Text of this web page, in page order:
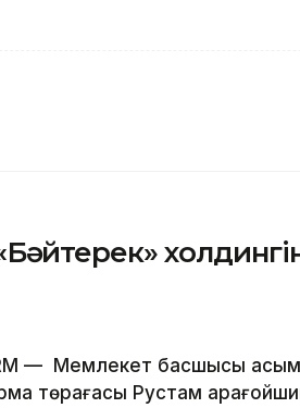
— Мемлекет басшысы
төрағасы Рустам